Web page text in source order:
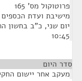
פרוטוקול מס' 165
מישיבת ועדת הכספים
10:45
סדר היום
מעקב אחר יישום